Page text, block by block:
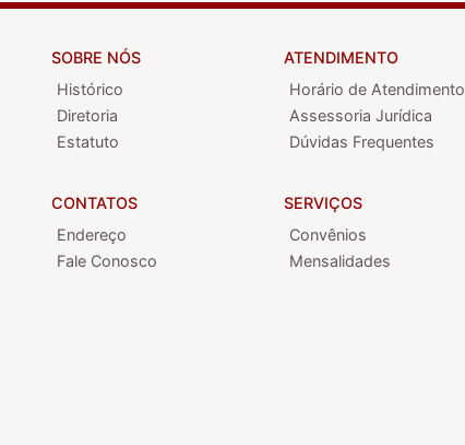
SOBRE NÓS
Histórico
Diretoria
Estatuto
CONTATOS
Endereço
Fale Conosco
ATENDIMENTO
Horário de Atendimento
Assessoria Jurídica
Dúvidas Frequentes
SERVIÇOS
Convênios
Mensalidades